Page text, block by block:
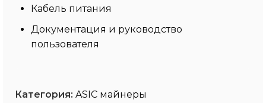
Кабель питания
Документация и руководство
пользователя
Категория: ASIC майнеры